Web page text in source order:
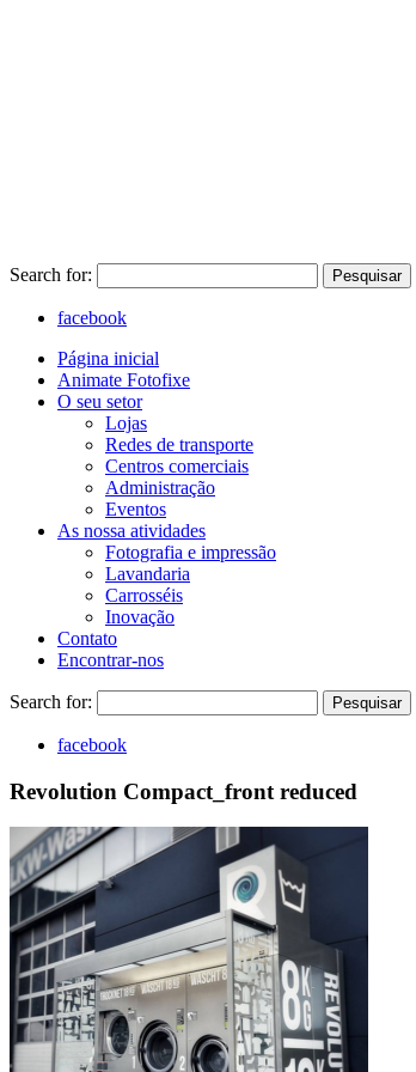
Search for: Pesquisar
facebook
Página inicial
Animate Fotofixe
O seu setor
Lojas
Redes de transporte
Centros comerciais
Administração
Eventos
As nossa atividades
Fotografia e impressão
Lavandaria
Carrosséis
Inovação
Contato
Encontrar-nos
Search for: Pesquisar
facebook
Revolution Compact_front reduced